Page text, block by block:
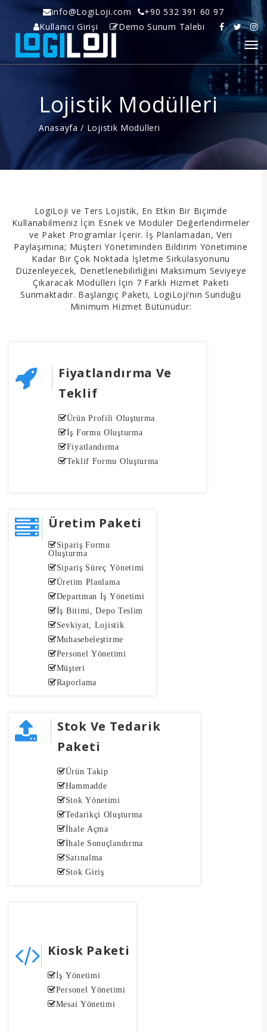
info@LogiLoji.com
+90 532 391 60 97
Kullanıcı Girişi
Demo Sunum Talebi
Lojistik Modülleri
Anasayfa / Lojistik Modülleri
LogiLoji ve Ters Lojistik, En Etkin Bir Biçimde
Kullanabilmeniz İçin Esnek ve Modüler Değerlendirmeler
ve Paket Programlar İçerir. İş Planlamadan, Veri
Paylaşımına; Müşteri Yönetiminden Bildirim Yönetimine
Kadar Bir Çok Noktada İşletme Sirkülasyonunu
Düzenleyecek, Denetlenebilirliğini Maksimum Seviyeye
Çıkaracak Modülleri İçin 7 Farklı Hizmet Paketi
Sunmaktadır. Başlangıç Paketi, LogiLoji’nın Sunduğu
Minimum Hizmet Bütünüdür:
Fiyatlandırma Ve
Teklif
Ürün Profili Oluşturma
İş Formu Oluşturma
Fiyatlandırma
Teklif Formu Oluşturma
Üretim Paketi
Sipariş Formu
Oluşturma
Sipariş Süreç Yönetimi
Üretim Planlama
Departman İş Yönetimi
İş Bitimi, Depo Teslim
Sevkiyat, Lojistik
Muhasebeleştirme
Personel Yönetimi
Müşteri
Raporlama
Stok Ve Tedarik
Paketi
Ürün Takip
Hammadde
Stok Yönetimi
Tedarikçi Oluşturma
İhale Açma
İhale Sonuçlandırma
Satınalma
Stok Giriş
Kiosk Paketi
İş Yönetimi
Personel Yönetimi
Mesai Yönetimi